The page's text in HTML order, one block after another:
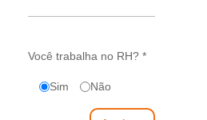
Você trabalha no RH? *
Sim Não